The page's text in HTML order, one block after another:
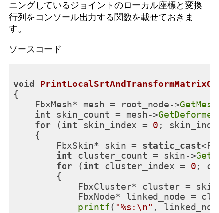
ニングしているジョイントのローカル座標と変換
行列をコンソール出力する関数を載せておきま
す。
ソースコード
void
{
    FbxMesh* mesh = root_node->
GetMesh
int skin_count = mesh->
for (int skin_index = 0 ;
    {
        FbxSkin* skin =
static_cast
int cluster_count = skin->
for (int cluster_index = 0 ;
        {
FbxCluster* cluster =
FbxNode* linked_node =
printf( "%s:\n" ,